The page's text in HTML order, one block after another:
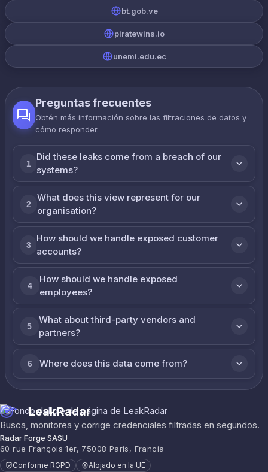
bt.gob.ve
piratewins.io
unemi.edu.ec
Preguntas frecuentes
Obtén más información sobre las filtraciones de datos y
cómo responder.
1
Did these leaks come from a breach of our
systems?
2
What does this view represent for our
organisation?
3
How should we handle exposed customer
accounts?
4
How should we handle exposed
employees?
5
What about third-party vendors and
partners?
6 Where does this data come from?
LeakRadar
Busca, monitorea y corrige credenciales filtradas en segundos.
Radar Forge SASU
60 rue François 1er, 75008 París, Francia
Conforme RGPD Alojado en la UE